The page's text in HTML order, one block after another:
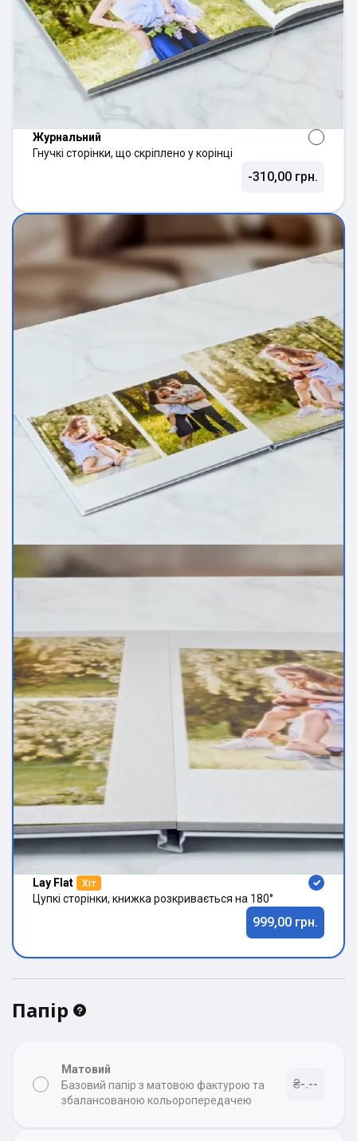
Журнальний
Гнучкі сторінки, що скріплено у корінці
-310,00 грн.
Lay Flat Хіт
Цупкі сторінки, книжка розкривається на 180°
999,00 грн.
Папір
Матовий
Базовий папір з матовою фактурою та
збалансованою кольоропередачею
₴-.--